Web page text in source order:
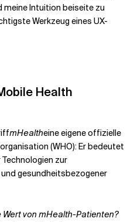
meine Intuition beiseite zu
Werkzeug eines UX-
Health
mHealtheine eigene offizielle
(WHO): Er bedeutet
zur
gesundheitsbezogener
Wert von mHealth-Patienten?